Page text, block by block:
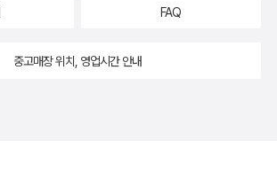
FAQ
중고매장 위치, 영업시간 안내